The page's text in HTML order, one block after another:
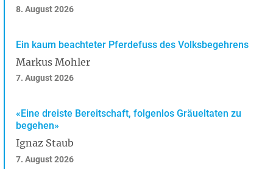
8. August 2026
Ein kaum beachteter Pferdefuss des Volksbegehrens
Markus Mohler
7. August 2026
«Eine dreiste Bereitschaft, folgenlos Gräueltaten zu
begehen»
Ignaz Staub
7. August 2026